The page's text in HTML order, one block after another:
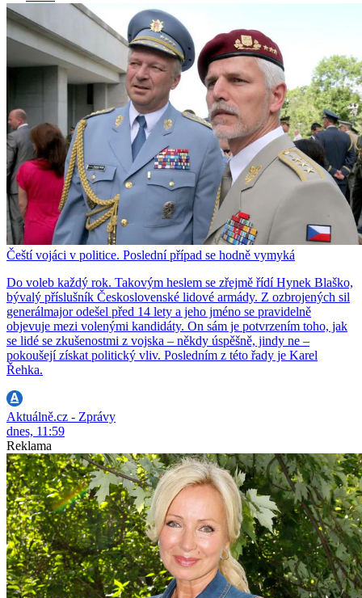
Čeští vojáci v politice. Poslední případ se hodně vymyká
Do voleb každý rok. Takovým heslem se zřejmě řídí Hynek Blaško,
bývalý příslušník Československé lidové armády. Z ozbrojených sil
generálmajor odešel před 14 lety a jeho jméno se pravidelně
objevuje mezi volenými kandidáty. On sám je potvrzením toho, jak
se lidé se zkušenostmi z vojska – někdy úspěšně, jindy ne –
pokoušejí získat politický vliv. Posledním z této řady je Karel
Řehka.
Aktuálně.cz - Zprávy
dnes, 11:59
Reklama